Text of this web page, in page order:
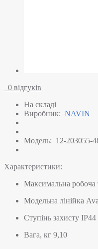
0 відгуків
На складі
Виробник: NAVIN
Модель: 12-203055-
Характеристики:
Максимальна робоча
Модельна лінійка
Ступінь захисту IP44
Вага, кг 9,10